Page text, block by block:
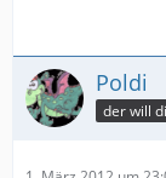
Poldi
der will